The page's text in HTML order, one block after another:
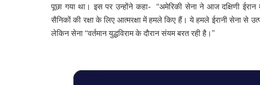
पूछा गया था। इस पर उन्होंने कहा- “अमेरिकी सेना ने आज दक्षिणी
सैनिकों की रक्षा के लिए आत्मरक्षा में हमले किए हैं। ये हमले ईरानी सेना से
लेकिन सेना “वर्तमान युद्धविराम के दौरान संयम बरत रही है।”